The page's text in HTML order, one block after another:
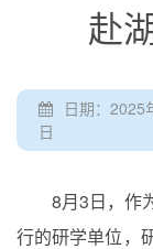
赴
日期：2025
日
8月3日，作为
行的研学单位，